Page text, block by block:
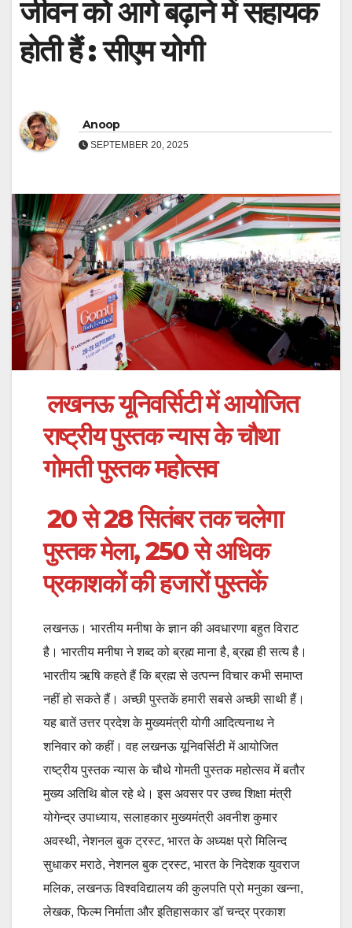
जीवन को आगे बढ़ाने में सहायक
होती हैं : सीएम योगी
Anoop
SEPTEMBER 20, 2025
लखनऊ यूनिवर्सिटी में आयोजित
राष्ट्रीय पुस्तक न्यास के चौथा
गोमती पुस्तक महोत्सव
20 से 28 सितंबर तक चलेगा
पुस्तक मेला, 250 से अधिक
प्रकाशकों की हजारों पुस्तकें
लखनऊ। भारतीय मनीषा के ज्ञान की अवधारणा बहुत विराट
है। भारतीय मनीषा ने शब्द को ब्रह्म माना है, ब्रह्म ही सत्य है।
भारतीय ऋषि कहते हैं कि ब्रह्म से उत्पन्न विचार कभी समाप्त
नहीं हो सकते हैं। अच्छी पुस्तकें हमारी सबसे अच्छी साथी हैं।
यह बातें उत्तर प्रदेश के मुख्यमंत्री योगी आदित्यनाथ ने
शनिवार को कहीं। वह लखनऊ यूनिवर्सिटी में आयोजित
राष्ट्रीय पुस्तक न्यास के चौथे गोमती पुस्तक महोत्सव में बतौर
मुख्य अतिथि बोल रहे थे। इस अवसर पर उच्च शिक्षा मंत्री
योगेन्द्र उपाध्याय, सलाहकार मुख्यमंत्री अवनीश कुमार
अवस्थी, नेशनल बुक ट्रस्ट, भारत के अध्यक्ष प्रो मिलिन्द
सुधाकर मराठे, नेशनल बुक ट्रस्ट, भारत के निदेशक युवराज
मलिक, लखनऊ विश्वविद्यालय की कुलपति प्रो मनुका खन्ना,
लेखक, फिल्म निर्माता और इतिहासकार डॉ चन्द्र प्रकाश